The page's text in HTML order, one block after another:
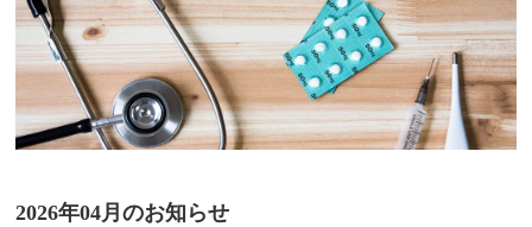
2026年04月のお知らせ